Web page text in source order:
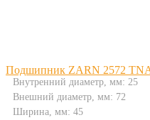
Подшипник ZARN 2572
Внутренний диаметр, мм: 25
Внешний диаметр, мм: 72
Ширина, мм: 45